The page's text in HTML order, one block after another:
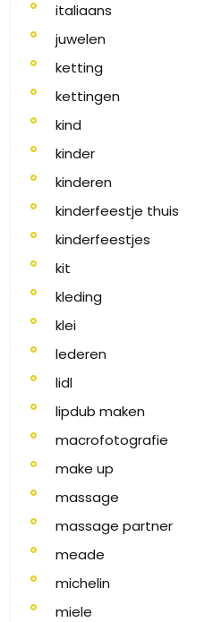
italiaans
juwelen
ketting
kettingen
kind
kinder
kinderen
kinderfeestje thuis
kinderfeestjes
kit
kleding
klei
lederen
lidl
lipdub maken
macrofotografie
make up
massage
massage partner
meade
michelin
miele